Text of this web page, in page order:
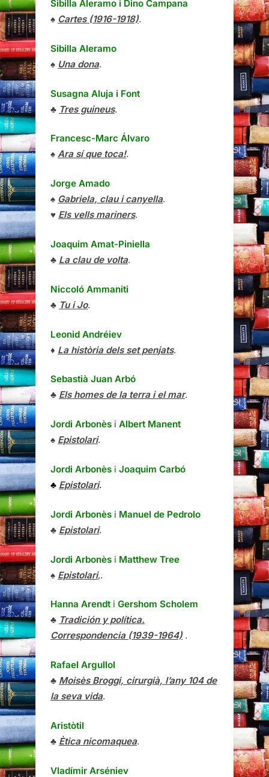
Sibilla Aleramo i Dino Campana
♠ Cartes (1916-1918).
Sibilla Aleramo
♠ Una dona.
Susagna Aluja i Font
♣ Tres guineus.
Francesc-Marc Álvaro
♠ Ara sí que toca!.
Jorge Amado
♠ Gabriela, clau i canyella.
♥ Els vells mariners.
Joaquim Amat-Piniella
♣ La clau de volta.
Niccoló Ammaniti
♣ Tu i Jo.
Leonid Andréiev
♦ La història dels set penjats.
Sebastià Juan Arbó
♣ Els homes de la terra i el mar.
Jordi Arbonès i Albert Manent
♠ Epistolari.
Jordi Arbonès i Joaquim Carbó
♣ Epistolari.
Jordi Arbonès i Manuel de Pedrolo
♣ Epistolari.
Jordi Arbonès i Matthew Tree
♠ Epistolari,.
Hanna Arendt i Gershom Scholem
♣ Tradición y política.
Correspondencia (1939-1964) .
Rafael Argullol
♣ Moisès Broggi, cirurgià, l’any 104 de
la seva vida.
Aristòtil
♣ Ètica nicomaquea.
Vladímir Arséniev